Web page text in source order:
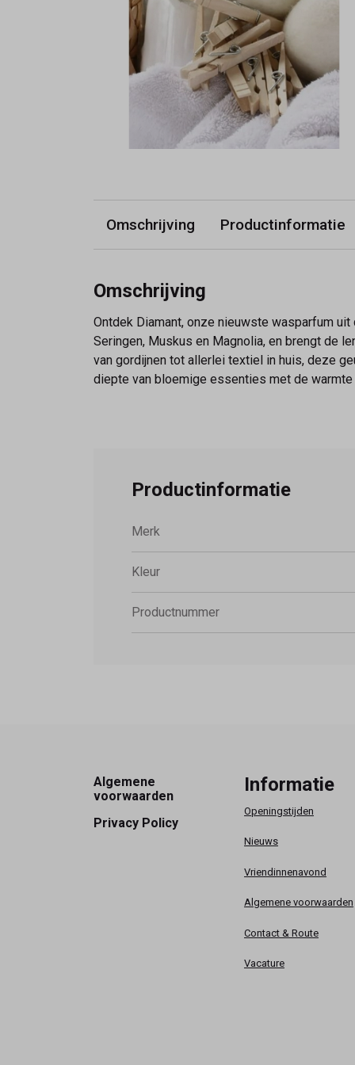
Omschrijving Productinformatie
Omschrijving
Ontdek Diamant, onze nieuwste wasparfum
Seringen, Muskus en Magnolia, en brengt de
van gordijnen tot allerlei textiel in huis, deze
diepte van bloemige essenties met de warmte
Productinformatie
Merk
Kleur
Productnummer
Footer
Algemene
voorwaarden
Privacy Policy
Informatie
Openingstijden
Nieuws
Vriendinnenavond
Algemene voorwaarden
Contact & Route
Vacature